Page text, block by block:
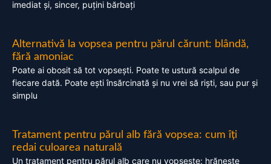
imediat și, sincer, puțini bărbați
Alternativă la vopsea pentru părul cărunt: blândă,
fără amoniac
Poate ai obosit să tot vopsești. Poate te ustură scalpul de
fiecare dată. Poate ești însărcinată și nu vrei să riști, sau pur și
simplu
Tratament pentru părul alb fără vopsea: cum îți
redai culoarea naturală
Un tratament pentru părul alb care nu vopsește: hrănește